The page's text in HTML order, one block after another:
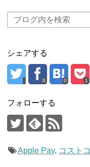
シェアする
0 0 1
フォローする
Apple Pay, コストコ